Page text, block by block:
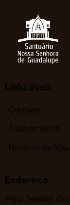
Links úteis
Contato
Atendimento
Horários de
Endereço
Praça Senador